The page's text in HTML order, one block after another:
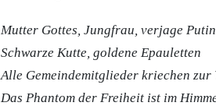
Mutter Gottes, Jungfrau, verjage
Schwarze Kutte, goldene Epauletten
Alle Gemeindemitglieder kriechen zur
Das Phantom der Freiheit ist im